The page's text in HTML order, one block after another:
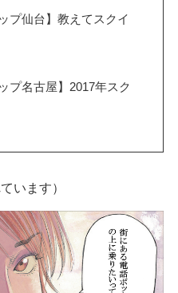
プ仙台】教えてスクイ
プ名古屋】2017年スク
います）